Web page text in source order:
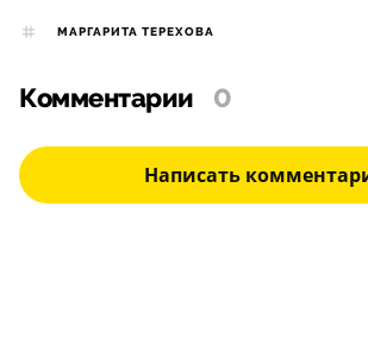
МАРГАРИТА ТЕРЕХОВА
Комментарии 0
Написать